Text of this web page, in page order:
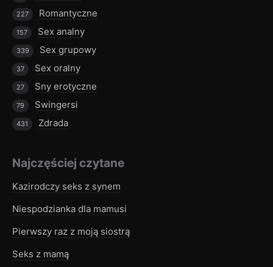
Romantyczne
227
Sex analny
157
Sex grupowy
339
Sex oralny
37
Sny erotyczne
27
Swingersi
79
Zdrada
431
Najczęściej czytane
Kazirodczy seks z synem
Niespodzianka dla mamusi
Pierwszy raz z moją siostrą
Seks z mamą